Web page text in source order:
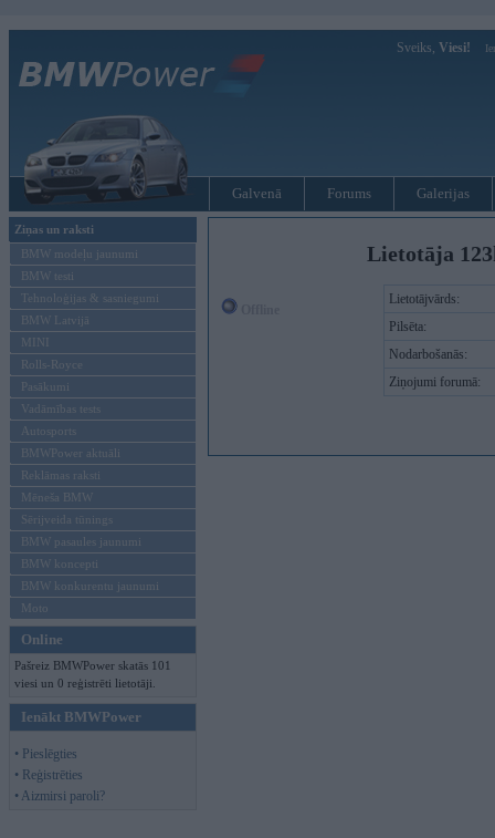
Sveiks, Viesi!
Galvenā Forums Galerijas
Ziņas un raksti
BMW modeļu jaunumi
BMW testi
Tehnoloģijas & sasniegumi
BMW Latvijā
MINI
Rolls-Royce
Pasākumi
Vadāmības tests
Autosports
BMWPower aktuāli
Reklāmas raksti
Mēneša BMW
Sērijveida tūnings
BMW pasaules jaunumi
BMW koncepti
BMW konkurentu jaunumi
Moto
Online
Pašreiz BMWPower skatās 101
viesi un 0 reģistrēti lietotāji.
Ienākt BMWPower
• Pieslēgties
• Reģistrēties
• Aizmirsi paroli?
Lietotāja
Lietotājvārds:
Pilsēta:
Nodarbošanās:
Ziņojumi forumā: